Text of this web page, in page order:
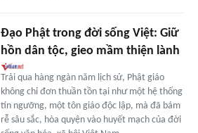
Đạo Phật trong đời sống Việt: Giữ
hồn dân tộc, gieo mầm thiện lành
Trải qua hàng ngàn năm lịch sử, Phật giáo
không chỉ đơn thuần tồn tại như một hệ thống
tín ngưỡng, một tôn giáo độc lập, mà đã bám
rễ sâu sắc, hòa quyện vào huyết mạch của đời